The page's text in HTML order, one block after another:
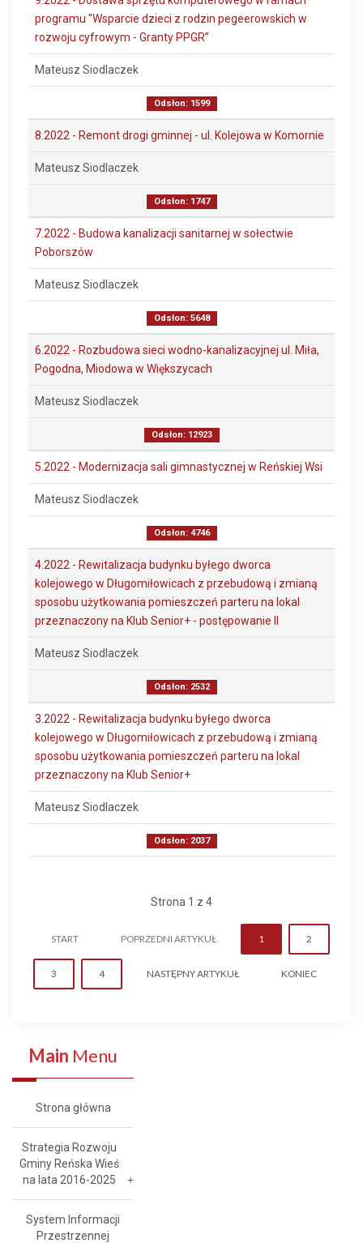
programu "Wsparcie dzieci z rodzin pegeerowskich w
rozwoju cyfrowym - Granty PPGR”
Mateusz Siodlaczek
Odsłon: 1599
8.2022 - Remont drogi gminnej - ul. Kolejowa w Komornie
Mateusz Siodlaczek
Odsłon: 1747
7.2022 - Budowa kanalizacji sanitarnej w sołectwie
Poborszów
Mateusz Siodlaczek
Odsłon: 5648
6.2022 - Rozbudowa sieci wodno-kanalizacyjnej ul. Miła,
Pogodna, Miodowa w Większycach
Mateusz Siodlaczek
Odsłon: 12923
5.2022 - Modernizacja sali gimnastycznej w Reńskiej Wsi
Mateusz Siodlaczek
Odsłon: 4746
4.2022 - Rewitalizacja budynku byłego dworca
kolejowego w Długomiłowicach z przebudową i zmianą
sposobu użytkowania pomieszczeń parteru na lokal
przeznaczony na Klub Senior+ - postępowanie II
Mateusz Siodlaczek
Odsłon: 2532
3.2022 - Rewitalizacja budynku byłego dworca
kolejowego w Długomiłowicach z przebudową i zmianą
sposobu użytkowania pomieszczeń parteru na lokal
przeznaczony na Klub Senior+
Mateusz Siodlaczek
Odsłon: 2037
Strona 1 z 4
START POPRZEDNI ARTYKUŁ 1 2
3 4 NASTĘPNY ARTYKUŁ KONIEC
Main Menu
Strona główna
Strategia Rozwoju
Gminy Reńska Wieś
na lata 2016-2025
System Informacji
Przestrzennej